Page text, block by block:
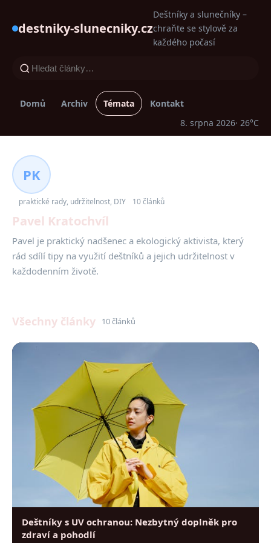
destniky-slunecniky.cz
Deštníky a slunečníky –
chraňte se stylově za
každého počasí
Domů Archiv Témata
Kontakt
8. srpna 2026· 26°C
PK
praktické rady, udržitelnost, DIY 10 článků
Pavel Kratochvíl
Pavel je praktický nadšenec a ekologický aktivista, který
rád sdílí tipy na využití deštníků a jejich udržitelnost v
každodenním životě.
Všechny články 10 článků
Deštníky s UV ochranou: Nezbytný doplněk pro
zdraví a pohodlí